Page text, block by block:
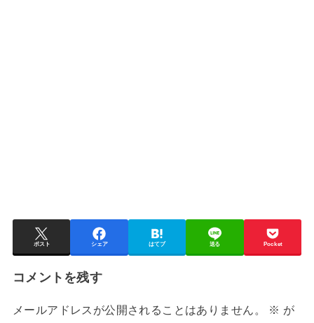
ポスト シェア はてブ 送る Pocket
コメントを残す
メールアドレスが公開されることはありません。 ※ が